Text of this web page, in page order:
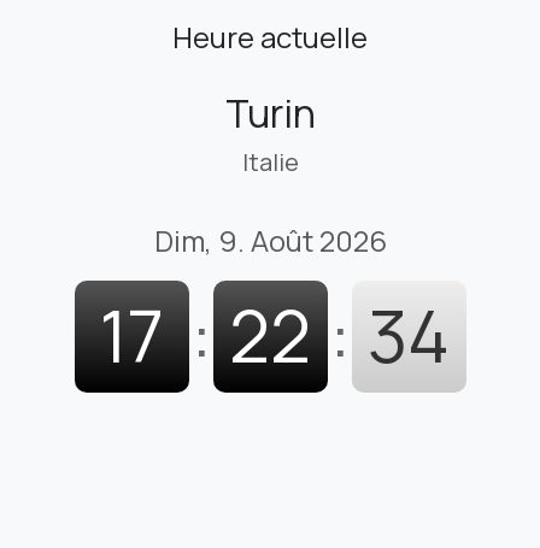
Heure actuelle
Turin
Italie
Dim, 9. Août 2026
17 : 22 : 35